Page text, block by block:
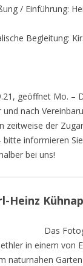
/ Einführung:
Begleitung:
geöffnet Mo. –
und nach
zeitweise der
informieren
bei uns!
Heinz
Das
in einem von
naturnahen